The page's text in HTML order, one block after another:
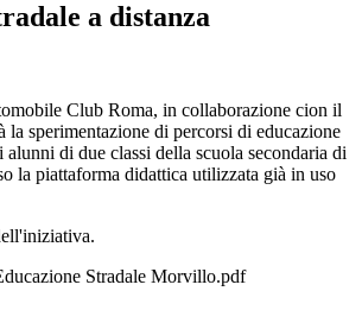
a distanza
Club Roma, in collaborazione cion il
la sperimentazione di percorsi di educazione
alunni di due classi della scuola secondaria di
la piattaforma didattica utilizzata già in uso
Stradale Morvillo.pdf